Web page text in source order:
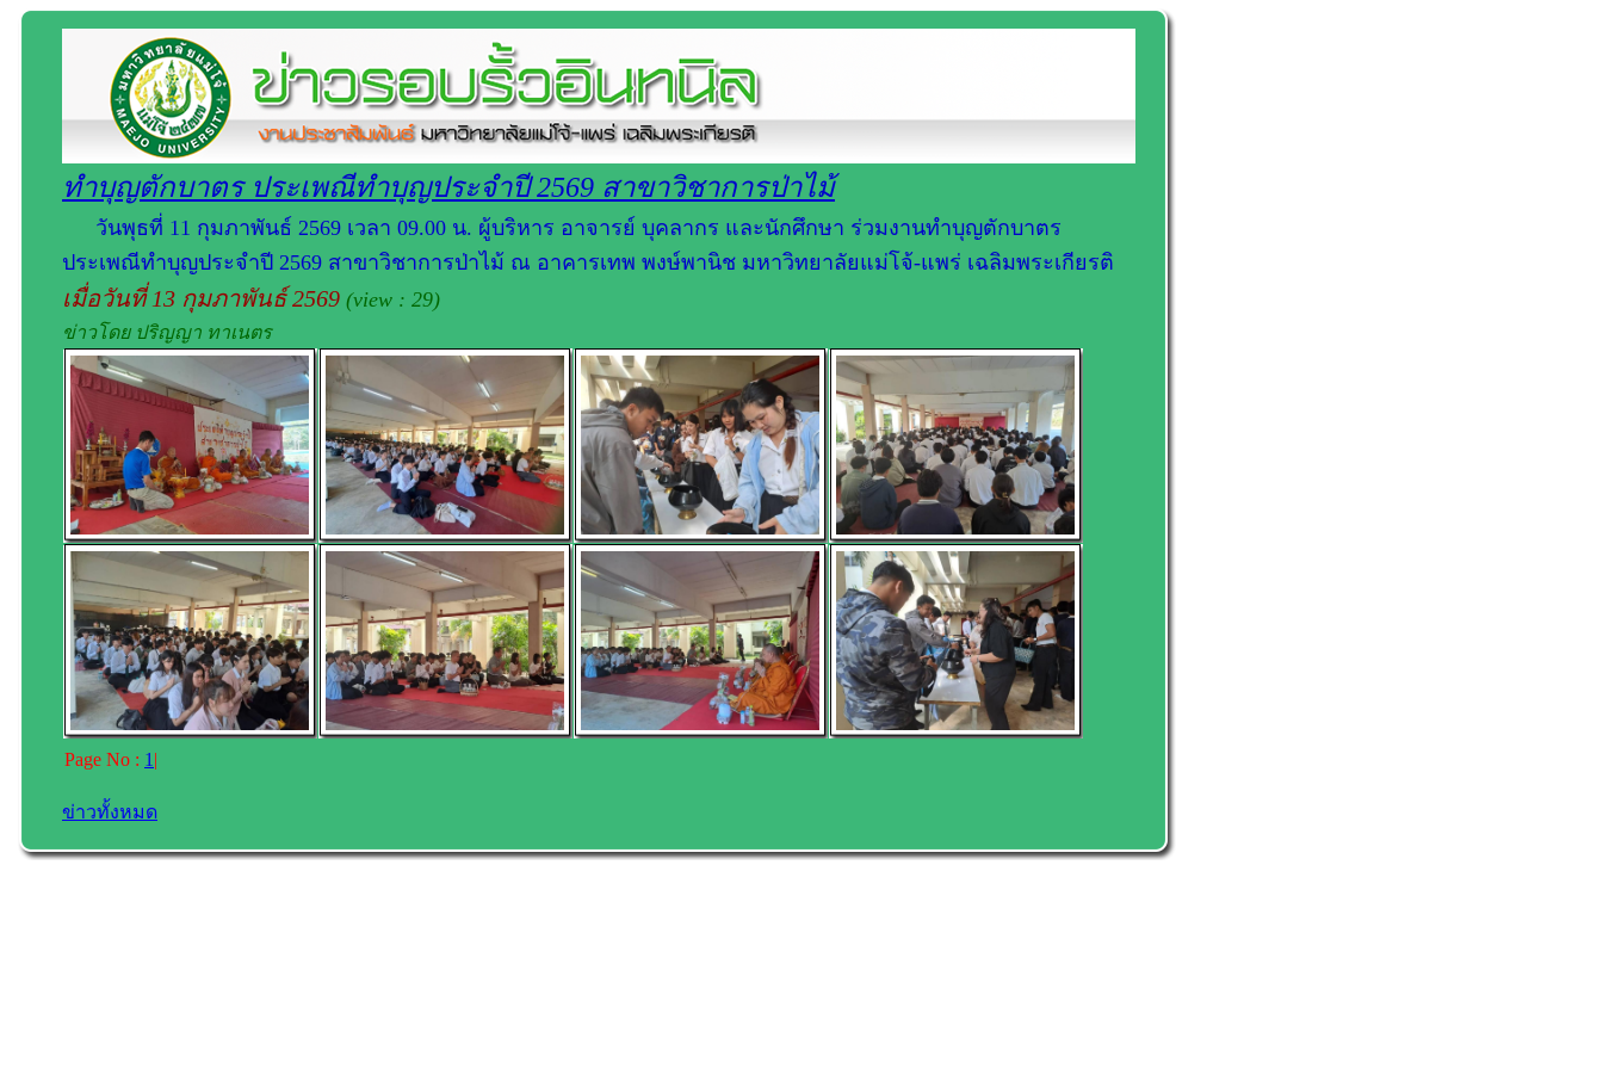
ทำบุญตักบาตร ประเพณีทำบุญประจำปี 2569 สาขาวิชาการป่าไม้
วันพุธที่ 11 กุมภาพันธ์ 2569 เวลา 09.00 น. ผู้บริหาร อาจารย์ บุคลากร และนักศึกษา ร่วมงานทำบุญตักบาตร
ประเพณีทำบุญประจำปี 2569 สาขาวิชาการป่าไม้ ณ อาคารเทพ พงษ์พานิช มหาวิทยาลัยแม่โจ้-แพร่ เฉลิมพระเกียรติ
เมื่อวันที่ 13 กุมภาพันธ์ 2569 (view : 29)
ข่าวโดย ปริญญา ทาเนตร
Page No : 1 |
ข่าวทั้งหมด